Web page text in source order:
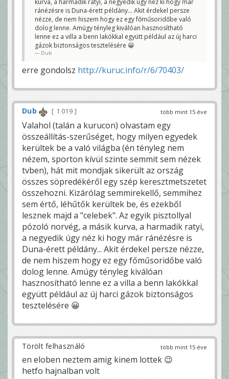
kurva, a harmadik ratyi, a negyedik úgy néz ki hogy már
ránézésre is Duna-érett példány... Akit érdekel persze
nézze, de nem hiszem hogy ez egy főműsoridőbe való
dolog lenne. Amúgy tényleg kiválóan hasznosítható
lenne ez a villa a benn lakókkal együtt például az új harci
gázok biztonságos tesztelésére 😀
Dub
erre gondolsz http://kuruc.info/r/6/70403/
több mint 15 éve
Dub 1 019
Valahol (talán a kurucon) olvastam egy
összeállítás-szerűséget, hogy milyen egyedek
kerültek be a való világba (én tényleg nem
nézem, sporton kívül szinte semmit sem nézek
tvben), hát mit mondjak sikerült az ország
összes söpredékéről egy szép keresztmetszetet
összehozni. Kizárólag semmirekellő, semmihez
sem értő, léhűtők kerültek be, és ezekből
lesznek majd a "celebek". Az egyik pisztollyal
pózoló norvég, a másik kurva, a harmadik ratyi,
a negyedik úgy néz ki hogy már ránézésre is
Duna-érett példány... Akit érdekel persze nézze,
de nem hiszem hogy ez egy főműsoridőbe való
dolog lenne. Amúgy tényleg kiválóan
hasznosítható lenne ez a villa a benn lakókkal
együtt például az új harci gázok biztonságos
tesztelésére 😀
több mint 15 éve
Törölt felhasználó
en eloben neztem amig kinem lottek 😉
hetfo hajnalban volt